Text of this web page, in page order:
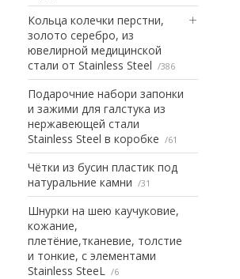
Кольца колечки перстни,
золото серебро, из
ювелирной медицинской
стали от Stainless Steel
386
Подарочние набори запонки
и зажими для галстука из
нержавеющей стали
Stainless Steel в коробке
61
Чётки из бусин пластик под
натуральние камни
31
Шнурки на шею каучуковие,
кожание,
плетёние,тканевие, толстие
и тонкие, с элементами
Stainless SteeL
6